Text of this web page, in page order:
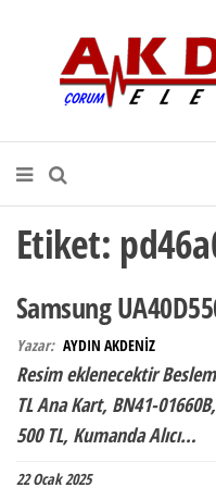
Akdeniz
Etiket:
Samsung
Yazar: AYDIN AKDENİZ
Resim eklenecektir
TL Ana Kart, BN41-
500 TL, Kumanda Alıcı…
22 Ocak 2025